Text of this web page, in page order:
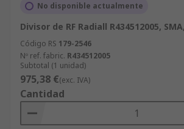
No disponible actualmente
Divisor de RF Radiall R434512005,
Código RS 179-2546
Nº ref. fabric. R434512005
Subtotal (1 unidad)
975,38 €(exc. IVA)
Cantidad